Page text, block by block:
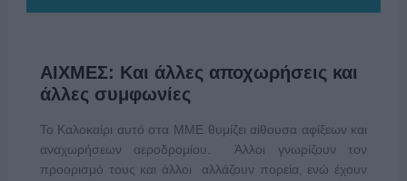
ΑΙΧΜΕΣ: Και άλλες αποχωρήσεις και
άλλες συμφωνίες
Το Καλοκαίρι αυτό στα ΜΜΕ θυμίζει αίθουσα αφίξεων και
αναχωρήσεων αεροδρομίου. Άλλοι γνωρίζουν τον
προορισμό τους και άλλοι αλλάζουν πορεία, ενώ έχουν